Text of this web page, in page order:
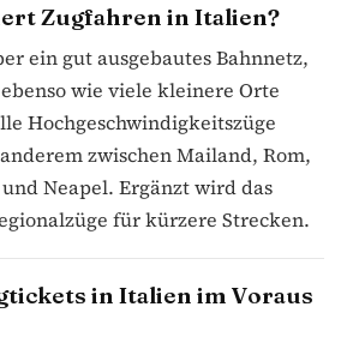
Zugfahren in Italien?
ein gut ausgebautes Bahnnetz,
wie viele kleinere Orte
Hochgeschwindigkeitszüge
zwischen Mailand, Rom,
Neapel. Ergänzt wird das
für kürzere Strecken.
in Italien im Voraus